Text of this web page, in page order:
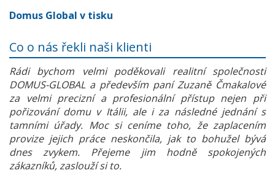
Domus Global v tisku
Co o nás řekli naši klienti
Rádi bychom velmi poděkovali realitní společnosti
DOMUS-GLOBAL a především paní Zuzaně Čmakalové
za velmi precizní a profesionální přístup nejen při
pořizování domu v Itálii, ale i za následné jednání s
tamními úřady. Moc si ceníme toho, že zaplacením
provize jejich práce neskončila, jak to bohužel bývá
dnes zvykem. Přejeme jim hodně spokojených
zákazníků, zaslouží si to.